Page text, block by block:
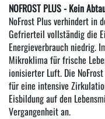
NOFROST PLUS - Kein
NoFrost Plus verhindert in
Gefrierteil vollständig die
Energieverbrauch niedrig.
Mikroklima für frische
ionisierter Luft. Die
für eine intensive
Eisbildung auf den
Vergangenheit an.